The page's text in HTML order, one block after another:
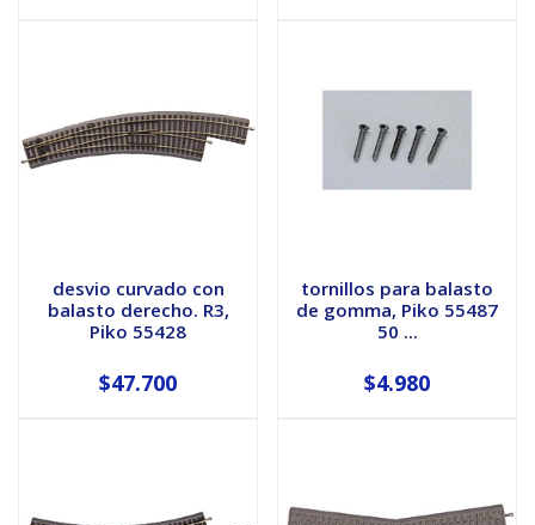
desvio curvado con
balasto derecho. R3,
Piko 55428
$47.700
tornillos para balasto
de gomma, Piko 55487
50 ...
$4.980